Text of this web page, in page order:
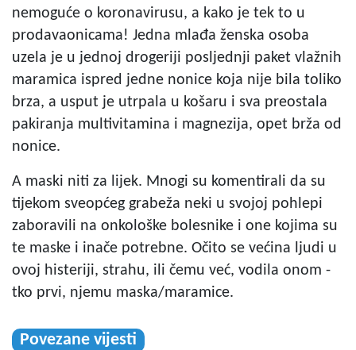
nemoguće o koronavirusu, a kako je tek to u
prodavaonicama! Jedna mlađa ženska osoba
uzela je u jednoj drogeriji posljednji paket vlažnih
maramica ispred jedne nonice koja nije bila toliko
brza, a usput je utrpala u košaru i sva preostala
pakiranja multivitamina i magnezija, opet brža od
nonice.
A maski niti za lijek. Mnogi su komentirali da su
tijekom sveopćeg grabeža neki u svojoj pohlepi
zaboravili na onkološke bolesnike i one kojima su
te maske i inače potrebne. Očito se većina ljudi u
ovoj histeriji, strahu, ili čemu već, vodila onom -
tko prvi, njemu maska/maramice.
Povezane vijesti